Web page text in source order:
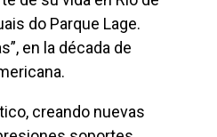
do Parque Lage.
en la década de